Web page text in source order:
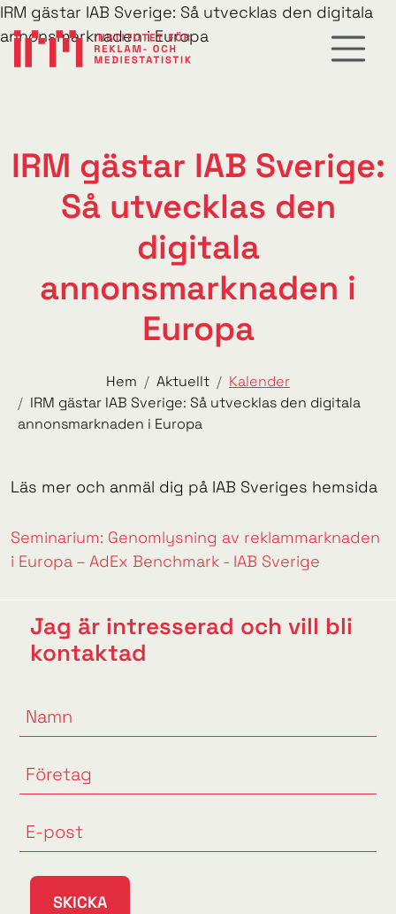
IRM gästar IAB Sverige: Så utvecklas den digitala
annonsmarknaden i Europa
IRM gästar IAB Sverige:
Så utvecklas den
digitala
annonsmarknaden i
Europa
Hem Aktuellt
Kalender
IRM gästar IAB Sverige: Så utvecklas den digitala
annonsmarknaden i Europa
Läs mer och anmäl dig på IAB Sveriges hemsida
Seminarium: Genomlysning av reklammarknaden
i Europa – AdEx Benchmark - IAB Sverige
Jag är intresserad och vill bli
kontaktad
SKICKA